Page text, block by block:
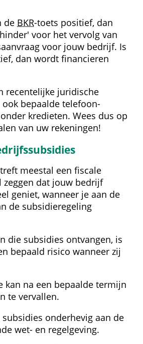
de BKR-toets positief, dan
voor het vervolg van
voor jouw bedrijf. Is
dan wordt financieren
recentelijke juridische
ook bepaalde telefoon­
kredieten. Wees dus op
van uw rekeningen!
meestal een fiscale
zeggen dat jouw bedrijf
geniet, wanneer je aan de
de subsidie­regeling
die subsidies ontvangen, is
bepaald risico wanneer zij
kan na een bepaalde termijn
te vervallen.
subsidies onderhevig aan de
wet- en regelgeving.